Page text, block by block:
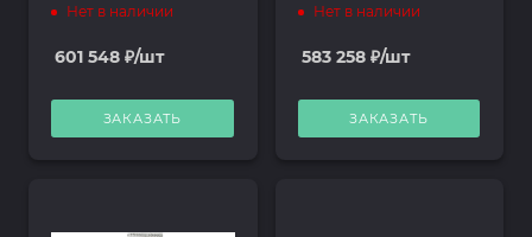
Нет в наличии
601 548 ₽/шт
ЗАКАЗАТЬ
Нет в наличии
583 258₽/шт
ЗАКАЗАТЬ